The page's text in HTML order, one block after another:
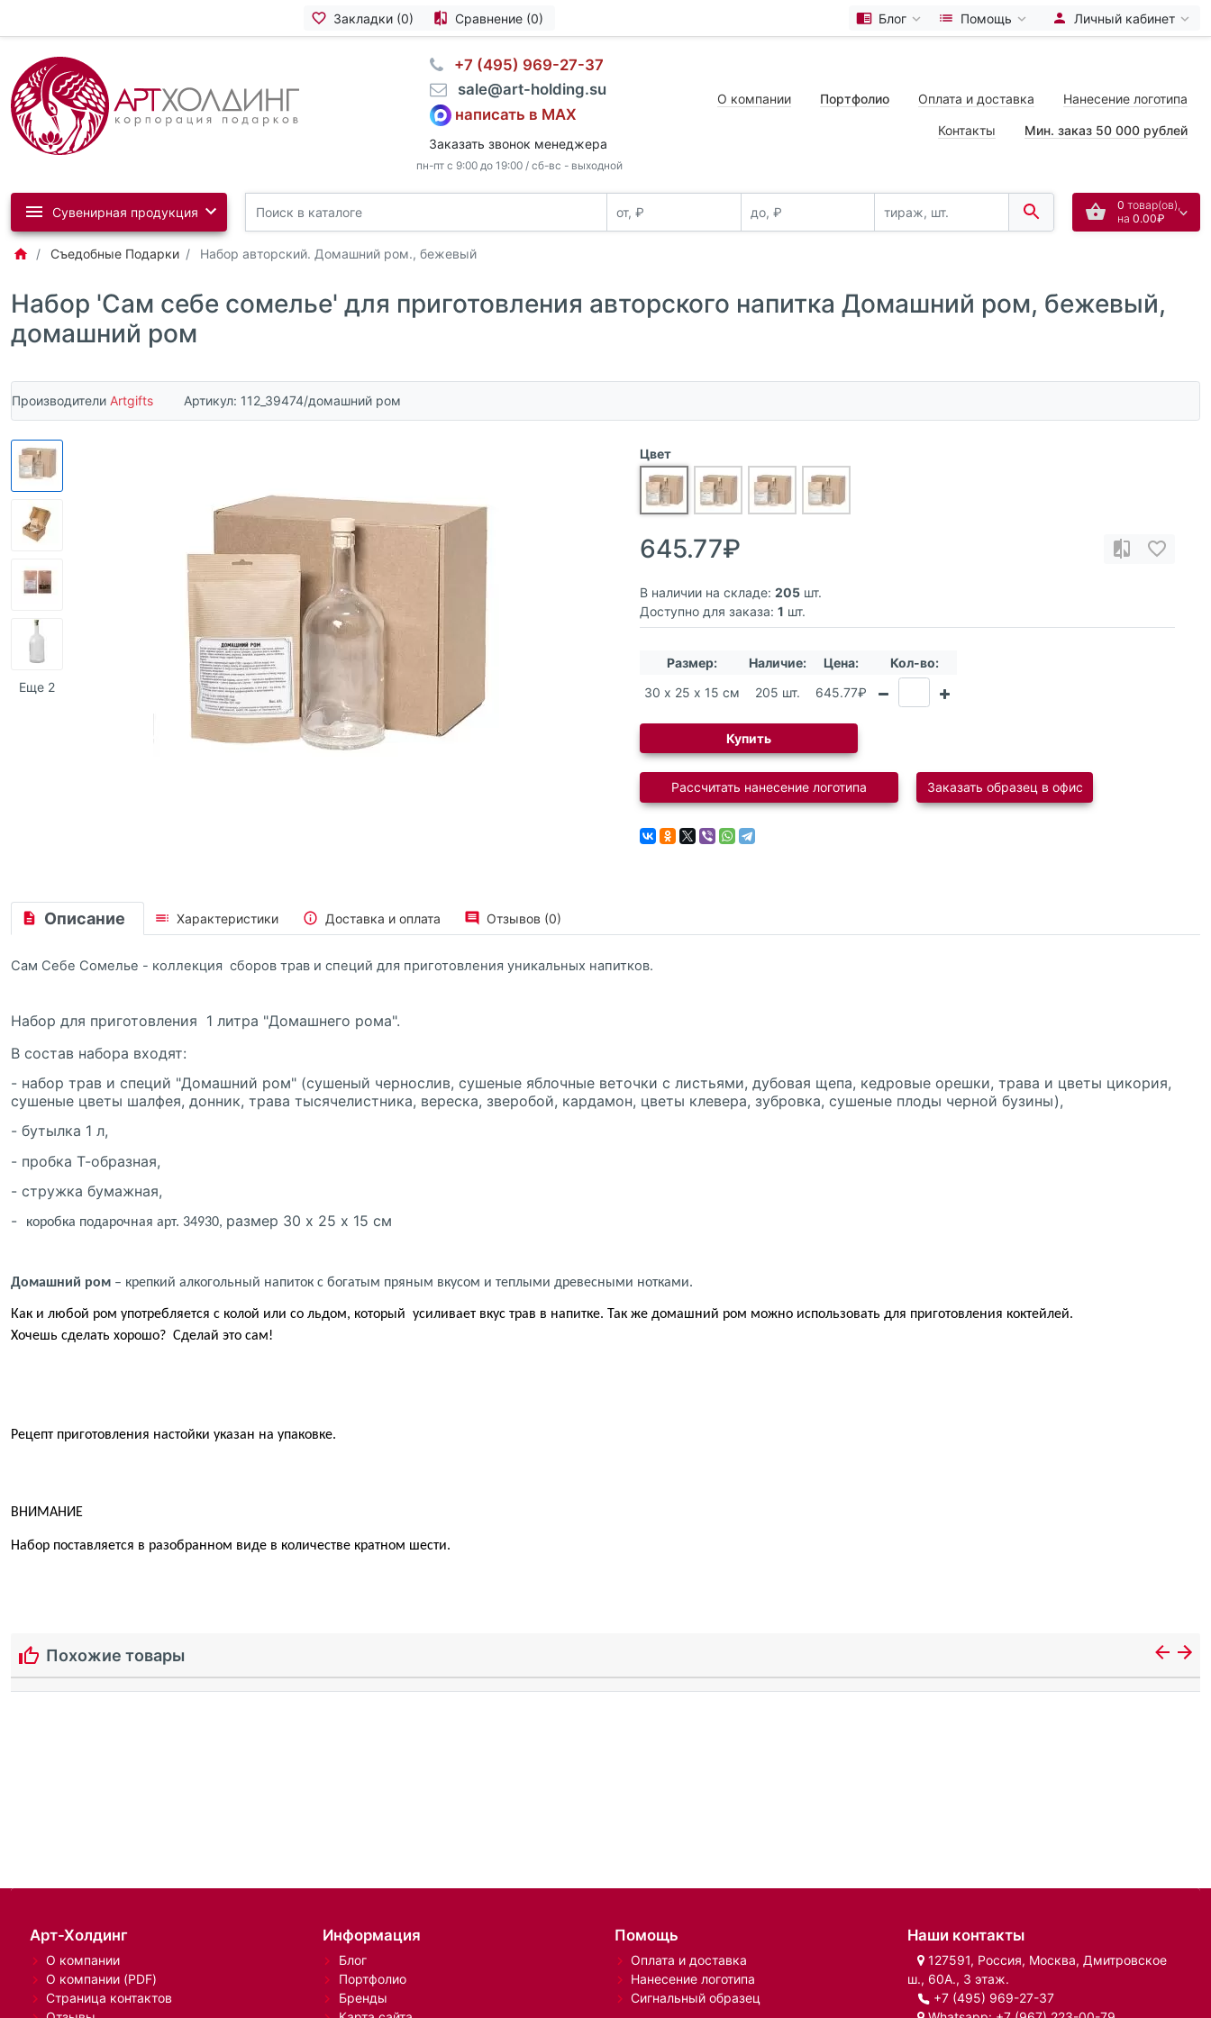
Закладки (0) Сравнение (0) Блог Помощь Личный кабинет
⠀+7 (495) 969-27-37
⠀sale@art-holding.su
написать в MAX
Заказать звонок менеджера
пн-пт с 9:00 до 19:00 / сб-вс - выходной
О компании Портфолио Оплата и доставка Нанесение логотипа
Контакты Мин. заказ 50 000 рублей
0 товар(ов),
на 0.00₽
Сувенирная продукция
Съедобные Подарки Набор авторский. Домашний ром., бежевый
Набор 'Сам себе сомелье' для приготовления авторского напитка Домашний ром, бежевый,
домашний ром
Производители Artgifts Артикул: 112_39474/домашний ром
Еще 2
Цвет
645.77₽
В наличии на складе: 205 шт.
Доступно для заказа: 1 шт.
Размер: Наличие: Цена:
Кол-во:
30 х 25 х 15 см
205 шт. 645.77₽
Купить
Рассчитать нанесение логотипа Заказать образец в офис
Описание Характеристики Доставка и оплата Отзывов (0)
Сам Себе Сомелье - коллекция сборов трав и специй для приготовления уникальных напитков.
Набор для приготовления 1 литра "Домашнего рома".
В состав набора входят:
- набор трав и специй "Домашний ром" (сушеный чернослив, сушеные яблочные веточки с листьями, дубовая щепа, кедровые орешки, трава и цветы цикория,
сушеные цветы шалфея, донник, трава тысячелистника, вереска, зверобой, кардамон, цветы клевера, зубровка, сушеные плоды черной бузины),
- бутылка 1 л,
- пробка Т-образная,
- стружка бумажная,
-
коробка подарочная арт. 34930, размер 30 х 25 х 15 см
Домашний ром – крепкий алкогольный напиток с богатым пряным вкусом и теплыми древесными нотками.
Как и любой ром употребляется с колой или со льдом, который усиливает вкус трав в напитке. Так же домашний ром можно использовать для приготовления коктейлей.
Хочешь сделать хорошо? Сделай это сам!
Рецепт приготовления настойки указан на упаковке.
ВНИМАНИЕ
Набор поставляется в разобранном виде в количестве кратном шести.
Похожие товары
Арт-Холдинг
О компании
О компании (PDF)
Страница контактов
Информация
Блог
Портфолио
Бренды
Помощь
Оплата и доставка
Нанесение логотипа
Сигнальный образец
Наши контакты
127591, Россия, Москва, Дмитровское
ш., 60А., 3 этаж.
+7 (495) 969-27-37